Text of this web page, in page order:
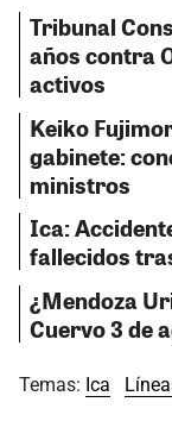
Tribunal
años contra
activos
Keiko
gabinete:
ministros
Ica:
fallecidos
¿Mendoza
Cuervo 3 de
Temas: Ica